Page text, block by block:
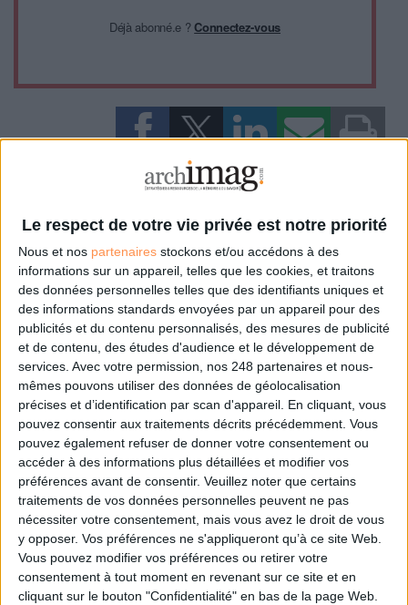
Le respect de votre vie privée est notre priorité
Nous et nos partenaires stockons et/ou accédons à des
informations sur un appareil, telles que les cookies, et traitons
des données personnelles telles que des identifiants uniques et
des informations standards envoyées par un appareil pour des
publicités et du contenu personnalisés, des mesures de publicité
et de contenu, des études d'audience et le développement de
services. Avec votre permission, nos 248 partenaires et nous-
mêmes pouvons utiliser des données de géolocalisation
précises et d’identification par scan d'appareil. En cliquant, vous
pouvez consentir aux traitements décrits précédemment. Vous
pouvez également refuser de donner votre consentement ou
accéder à des informations plus détaillées et modifier vos
préférences avant de consentir. Veuillez noter que certains
traitements de vos données personnelles peuvent ne pas
nécessiter votre consentement, mais vous avez le droit de vous
y opposer. Vos préférences ne s'appliqueront qu’à ce site Web.
Vous pouvez modifier vos préférences ou retirer votre
consentement à tout moment en revenant sur ce site et en
cliquant sur le bouton "Confidentialité" en bas de la page Web.
Déjà abonné.e ?Connectez-vous
0 Commentaire
Ifla
Connectez-vousou inscrivez-vouspour publier un commentaire
À LIRE SUR ARCHIMAG
La bibliothèque de Lille confie son récolement et
son catalogage à AureXus
71e Congrès de l’ABF : l’hospitalité comme fil rouge